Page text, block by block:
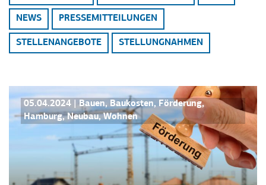
NEWS PRESSEMITTEILUNGEN
STELLENANGEBOTE STELLUNGNAHMEN
PRESSEMITTEILUNGEN
05.04.2024 Bauen, Baukosten, Förderung,
Hamburg,Neubau,Wohnen